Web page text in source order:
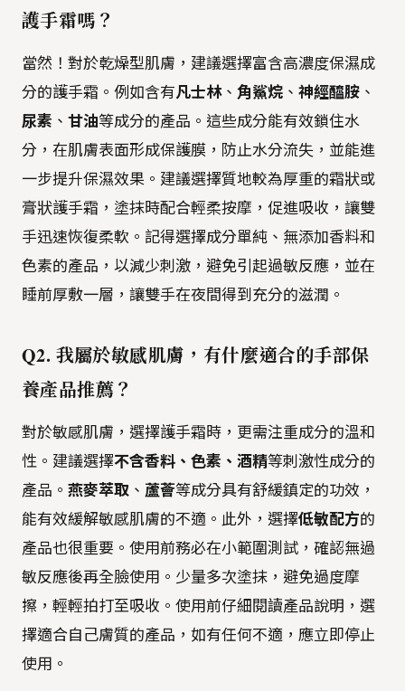
護手霜嗎？
當然！對於乾燥型肌膚，建議選擇富含高濃度保濕成
分的護手霜。例如含有凡士林、 角鯊烷 、 神經醯胺 、
尿素 、 甘油等成分的產品。這些成分能有效鎖住水
分，在肌膚表面形成保護膜，防止水分流失，並能進
一步提升保濕效果。建議選擇質地較為厚重的霜狀或
膏狀護手霜，塗抹時配合輕柔按摩，促進吸收，讓雙
手迅速恢復柔軟。記得選擇成分單純、無添加香料和
色素的產品，以減少刺激，避免引起過敏反應，並在
睡前厚敷一層，讓雙手在夜間得到充分的滋潤。
Q2. 我屬於敏感肌膚，有什麼適合的手部保
養產品推薦？
對於敏感肌膚，選擇護手霜時，更需注重成分的溫和
性。建議選擇不含香料、色素、酒精等刺激性成分的
產品。 燕麥萃取 、 蘆薈等成分具有舒緩鎮定的功效，
能有效緩解敏感肌膚的不適。此外，選擇低敏配方的
產品也很重要。使用前務必在小範圍測試，確認無過
敏反應後再全臉使用。少量多次塗抹，避免過度摩
擦，輕輕拍打至吸收。使用前仔細閱讀產品說明，選
擇適合自己膚質的產品，如有任何不適，應立即停止
使用。